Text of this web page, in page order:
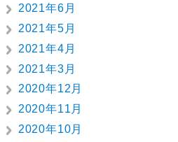
2021年6月
2021年5月
2021年4月
2021年3月
2020年12月
2020年11月
2020年10月